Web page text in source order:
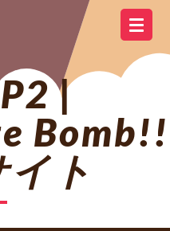
SITE TOP
MEMBER
DISCOGRAPHY
CONTACT
OFFICIAL LINE
|
Bomb!!
ト